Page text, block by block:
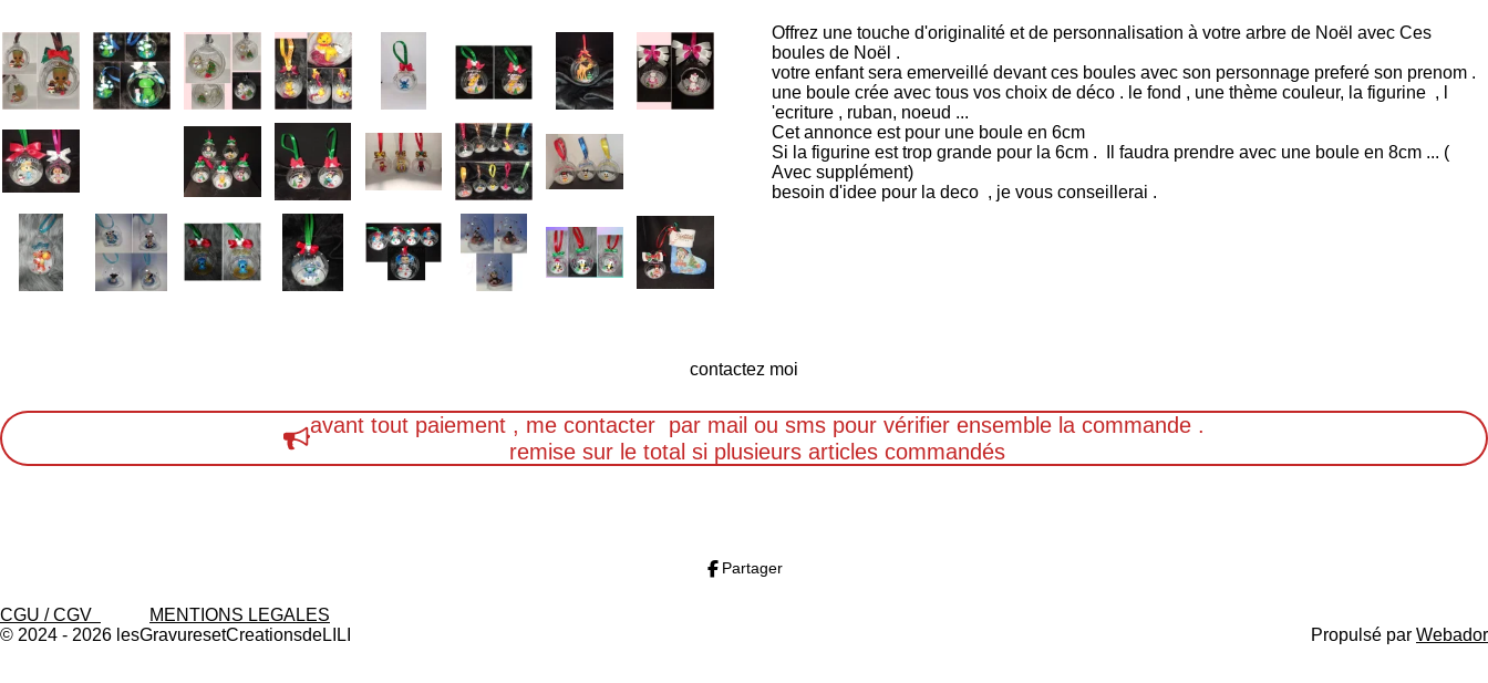
Offrez une touche d'originalité et de personnalisation à votre arbre de Noël avec Ces
boules de Noël .
votre enfant sera emerveillé devant ces boules avec son personnage preferé son prenom .
une boule crée avec tous vos choix de déco . le fond , une thème couleur, la figurine , l
'ecriture , ruban, noeud ...
Cet annonce est pour une boule en 6cm
Si la figurine est trop grande pour la 6cm . Il faudra prendre avec une boule en 8cm ... (
Avec supplément)
besoin d'idee pour la deco , je vous conseillerai .
contactez moi
avant tout paiement , me contacter par mail ou sms pour vérifier ensemble la commande .
remise sur le total si plusieurs articles commandés
t
Partager
CGU / CGV
MENTIONS LEGALES
© 2024 - 2026 lesGravuresetCreationsdeLILI
Propulsé par Webador